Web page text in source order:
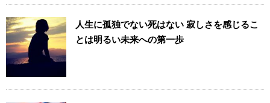
人生に孤独でない死はない 寂しさを感じるこ
とは明るい未来への第一歩